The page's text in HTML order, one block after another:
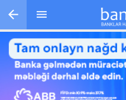
Skip to main content